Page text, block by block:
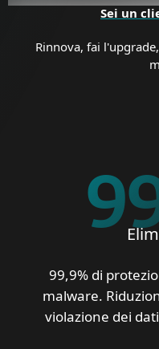
Sei un
Rinnova, fai
99,9% di
malware.
violazione dei